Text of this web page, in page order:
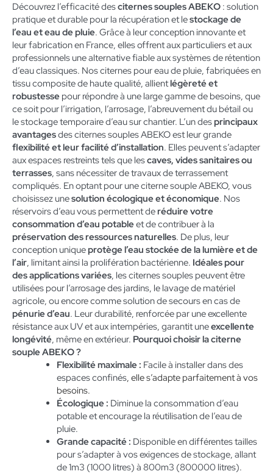
Découvrez l’efficacité desciternes souples ABEKO : solution
pratique et durable pour la récupération et lestockage de
l’eau et eau de pluie. Grâce à leur conception innovante et
leur fabrication en France, elles offrent aux particuliers et aux
professionnels une alternative fiable aux systèmes de rétention
d’eau classiques. Nos citernes pour eau de pluie, fabriquées en
tissu composite de haute qualité, allientlégèreté et
robustesse pour répondre à une large gamme de besoins, que
ce soit pour l’irrigation, l’arrosage, l’abreuvement du bétail ou
le stockage temporaire d’eau sur chantier. L’un desprincipaux
avantagesdes citernes souples ABEKO est leur grande
flexibilité et leur facilité d’installation. Elles peuvent s’adapter
aux espaces restreints tels que lescaves, vides sanitaires ou
terrasses, sans nécessiter de travaux de terrassement
compliqués. En optant pour une citerne souple ABEKO, vous
choisissez unesolution écologique et économique. Nos
réservoirs d’eau vous permettent deréduire votre
consommation d’eau potableet de contribuer à la
préservation des ressources naturelles. De plus, leur
conception uniqueprotège l’eau stockée de la lumière et de
l’air, limitant ainsi la prolifération bactérienne. Idéales pour
des applications variées, les citernes souples peuvent être
utilisées pour l’arrosage des jardins, le lavage de matériel
agricole, ou encore comme solution de secours en cas de
pénurie d’eau. Leur durabilité, renforcée par une excellente
résistance aux UV et aux intempéries, garantit uneexcellente
longévité, même en extérieur. Pourquoi choisir la citerne
souple ABEKO ?
Flexibilité maximale : Facile à installer dans des
espaces confinés, elle s’adapte parfaitement à vos
besoins.
Écologique : Diminue la consommation d’eau
potable et encourage la réutilisation de l’eau de
pluie.
Grande capacité : Disponible en différentes tailles
pour s’adapter à vos exigences de stockage, allant
de 1m3 (1000 litres) à 800m3 (800000 litres).